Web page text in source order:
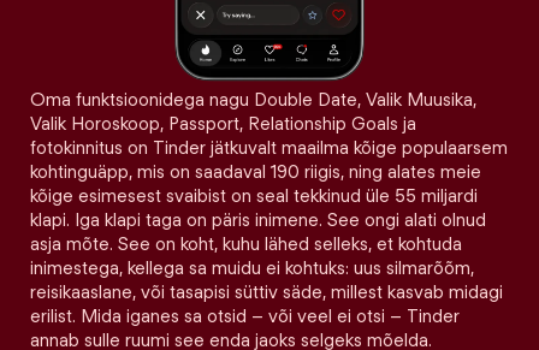
Oma funktsioonidega nagu Double Date, Valik Muusika,
Valik Horoskoop, Passport, Relationship Goals ja
fotokinnitus on Tinder jätkuvalt maailma kõige populaarsem
kohtinguäpp, mis on saadaval 190 riigis, ning alates meie
kõige esimesest svaibist on seal tekkinud üle 55 miljardi
klapi. Iga klapi taga on päris inimene. See ongi alati olnud
asja mõte. See on koht, kuhu lähed selleks, et kohtuda
inimestega, kellega sa muidu ei kohtuks: uus silmarõõm,
reisikaaslane, või tasapisi süttiv säde, millest kasvab midagi
erilist. Mida iganes sa otsid – või veel ei otsi – Tinder
annab sulle ruumi see enda jaoks selgeks mõelda.